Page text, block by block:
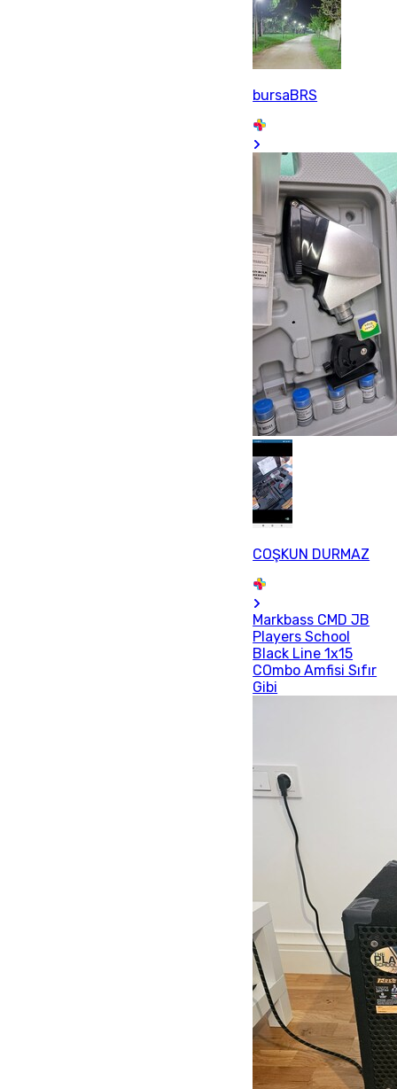
bursaBRS
COŞKUN DURMAZ
Markbass CMD JB
Players School
Black Line 1x15
COmbo Amfisi Sıfır
Gibi